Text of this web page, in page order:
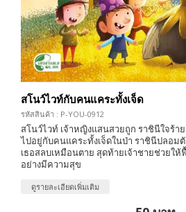
สโนว์ไวท์กับคนแคระทั้งเจ็ด
รหัสสินค้า : P-YOU-0912
สโนว์ไวท์ เจ้าหญิงแสนสวยถูก ราชินีใจร้า
ไปอยู่กับคนแคระทั้งเจ็ดในป่า ราชินีปลอม
เธอสลบเหมือนตาย สุดท้ายเจ้าชายช่วยใ
อย่างมีความสุข
ดูรายละเอียดเพิ่มเติม